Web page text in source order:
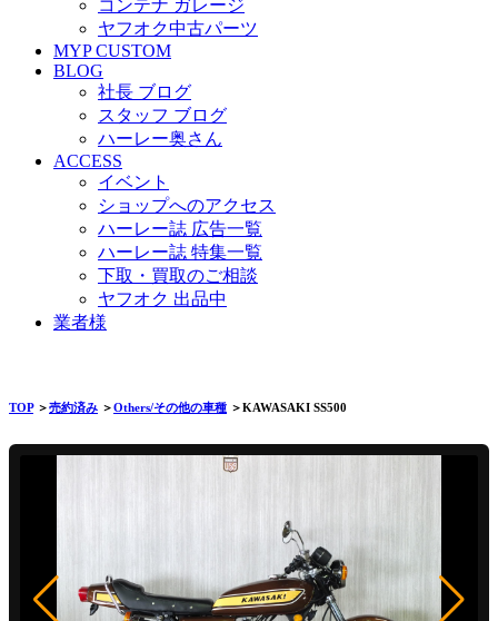
コンテナ ガレージ
ヤフオク中古パーツ
MYP CUSTOM
BLOG
社長 ブログ
スタッフ ブログ
ハーレー奥さん
ACCESS
イベント
ショップへのアクセス
ハーレー誌 広告一覧
ハーレー誌 特集一覧
下取・買取のご相談
ヤフオク 出品中
業者様
TOP＞売約済み ＞Others/その他の車種 ＞KAWASAKI SS500